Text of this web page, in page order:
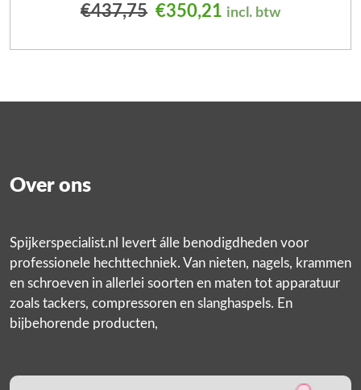
€437,75 Oorspronkelijke prijs
€350,21 Huidige prijs is:
incl. btw
Over ons
Spijkerspecialist.nl levert álle benodigdheden voor
professionele hechttechniek. Van nieten, nagels, krammen
en schroeven in allerlei soorten en maten tot apparatuur
zoals tackers, compressoren en slanghaspels. En
bijbehorende producten,